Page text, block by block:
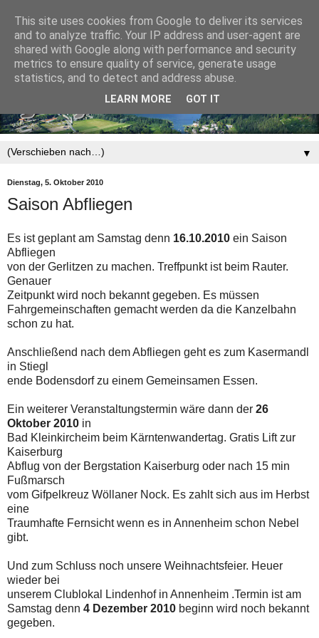
▼
Dienstag, 5. Oktober 2010
Saison Abfliegen
Es ist geplant am Samstag denn 16.10.2010 ein Saison
Abfliegen
von der Gerlitzen zu machen. Treffpunkt ist beim Rauter.
Genauer
Zeitpunkt wird noch bekannt gegeben. Es müssen
Fahrgemeinschaften gemacht werden da die Kanzelbahn
schon zu hat.
Anschließend nach dem Abfliegen geht es zum Kasermandl
in Stiegl
ende Bodensdorf zu einem Gemeinsamen Essen.
Ein weiterer Veranstaltungstermin wäre dann der 26
Oktober 2010 in
Bad Kleinkircheim beim Kärntenwandertag. Gratis Lift zur
Kaiserburg
Abflug von der Bergstation Kaiserburg oder nach 15 min
Fußmarsch
vom Gifpelkreuz Wöllaner Nock. Es zahlt sich aus im Herbst
eine
Traumhafte Fernsicht wenn es in Annenheim schon Nebel
gibt.
Und zum Schluss noch unsere Weihnachtsfeier. Heuer
wieder bei
unserem Clublokal Lindenhof in Annenheim .Termin ist am
Samstag denn 4 Dezember 2010 beginn wird noch bekannt
gegeben.
This site uses cookies from Google to deliver its services
and to analyze traffic. Your IP address and user-agent are
shared with Google along with performance and security
metrics to ensure quality of service, generate usage
statistics, and to detect and address abuse.
LEARN MORE GOT IT